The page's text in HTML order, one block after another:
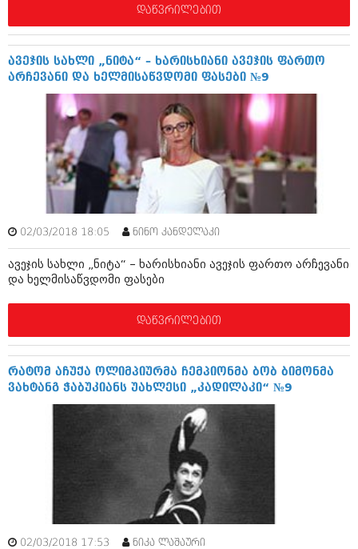
მოდი, ვილაპარაკოთ
მოდა + დიზაინი
რელიგია
მედიცინა
სპორტი
კადრს მიღმა
კულინარია
ავტორჩევები
ბელადები
თემიდას სასწორი
იუმორი
ჰოროსკოპი და შეუცნობელი
რომანი და დეტექტივი
სპორტი
კადრს მიღმა
კულინარია
ავტორჩევები
ბელადები
ბიზნესსიახლეები
გვარები
თემიდას სასწორი
ჰოროსკოპი და შეუცნობელი
კრიმინალი
სახალისო ამბები
ქალი და მამაკაცი
დაწვრილებით
ავეჯის სახლი „ნიტა“ – ხარისხიანი ავეჯის ფართო
არჩევანი და ხელმისაწვდომი ფასები №9
02/03/2018 18:05 ნინო კანდელაკი
ავეჯის სახლი „ნიტა“ – ხარისხიანი ავეჯის ფართო არჩევანი
და ხელმისაწვდომი ფასები
დაწვრილებით
რატომ აჩუქა ოლიმპიურმა ჩემპიონმა ბობ ბიმონმა
ვახტანგ ჭაბუკიანს უახლესი „კადილაკი“ №9
02/03/2018 17:53 ნიკა ლაშაური